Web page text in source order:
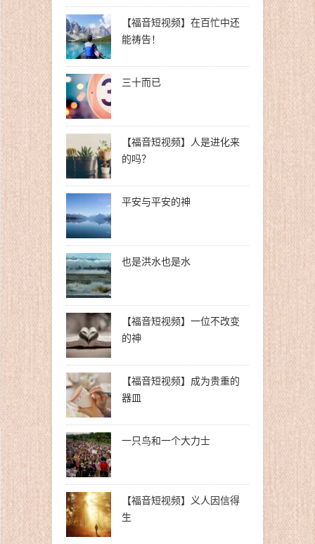
【福音短视频】在百忙中还
能祷告！
三十而已
【福音短视频】人是进化来
的吗？
平安与平安的神
也是洪水也是水
【福音短视频】一位不改变
的神
【福音短视频】成为贵重的
器皿
一只鸟和一个大力士
【福音短视频】义人因信得
生